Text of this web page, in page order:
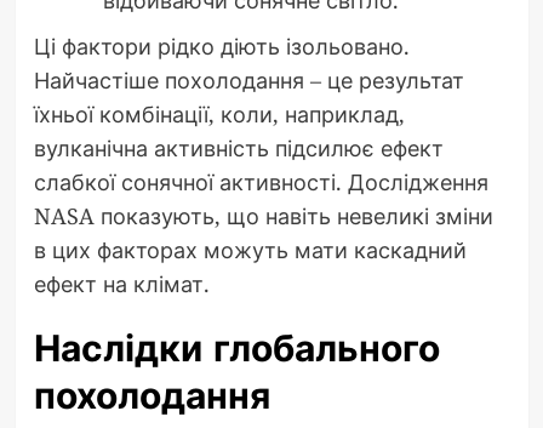
Ці фактори рідко діють ізольовано.
Найчастіше похолодання – це результат
їхньої комбінації, коли, наприклад,
вулканічна активність підсилює ефект
слабкої сонячної активності. Дослідження
NASA показують, що навіть невеликі зміни
в цих факторах можуть мати каскадний
ефект на клімат.
Наслідки глобального
похолодання